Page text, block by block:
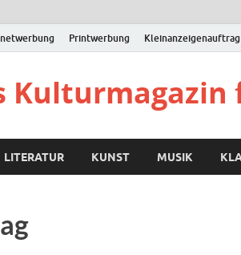
Printwerbung Kleinanzeigenauftrag
LITERATUR KUNST MUSIK